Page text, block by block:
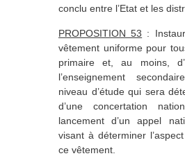
conclu entre l’Etat et les
PROPOSITION 53 :
vêtement uniforme pour
primaire et, au moins,
l’enseignement
niveau d’étude qui sera
d’une concertation
lancement d’un appel
visant à déterminer
ce vêtement.